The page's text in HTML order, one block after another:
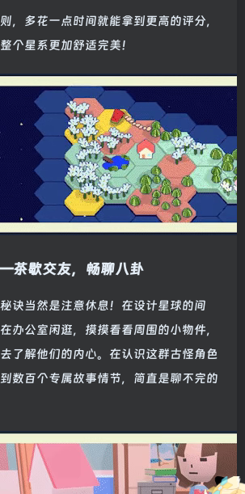
，多花一点时间就能拿到更高的评分，
个星系更加舒适完美！
茶歇交友，畅聊八卦
诀当然是注意休息！在设计星球的间
办公室闲逛，摸摸看看周围的小物件，
了解他们的内心。在认识这群古怪角色
数百个专属故事情节，简直是聊不完的